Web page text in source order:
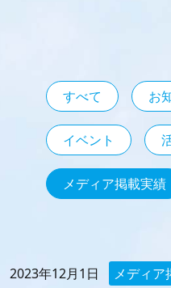
すべて お
イベント
メディア掲載実績
2023年12月1日 メディア